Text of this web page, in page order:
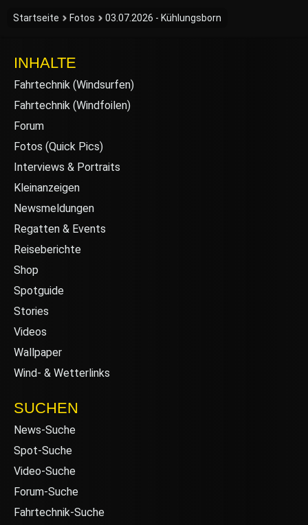
Startseite Fotos 03.07.2026 - Kühlungsborn
INHALTE
Fahrtechnik (Windsurfen)
Fahrtechnik (Windfoilen)
Forum
Fotos (Quick Pics)
Interviews & Portraits
Kleinanzeigen
Newsmeldungen
Regatten & Events
Reiseberichte
Shop
Spotguide
Stories
Videos
Wallpaper
Wind- & Wetterlinks
SUCHEN
News-Suche
Spot-Suche
Video-Suche
Forum-Suche
Fahrtechnik-Suche